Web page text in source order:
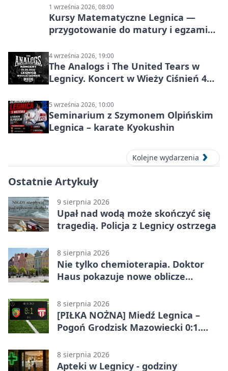
1 września 2026, 08:00
Kursy Matematyczne Legnica —
przygotowanie do matury i egzaminu
4 września 2026, 19:00
The Analogs i The United Tears w
Legnicy. Koncert w Wieży Ciśnień 4
5 września 2026, 10:00
Seminarium z Szymonem Olpińskim
Legnica – karate Kyokushin
Kolejne wydarzenia
Ostatnie Artykuły
9 sierpnia 2026
Upał nad wodą może skończyć się
tragedią. Policja z Legnicy ostrzega
8 sierpnia 2026
Nie tylko chemioterapia. Doktor
Haus pokazuje nowe oblicze
8 sierpnia 2026
[PIŁKA NOŻNA] Miedź Legnica –
Pogoń Grodzisk Mazowiecki 0:1.
meczu w Legnicy
8 sierpnia 2026
Apteki w Legnicy - godziny